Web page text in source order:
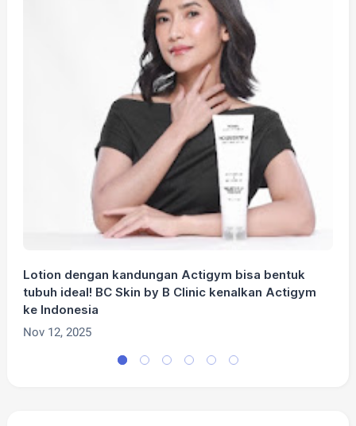
Lotion dengan kandungan Actigym bisa bentuk
tubuh ideal! BC Skin by B Clinic kenalkan Actigym
ke Indonesia
Nov 12, 2025